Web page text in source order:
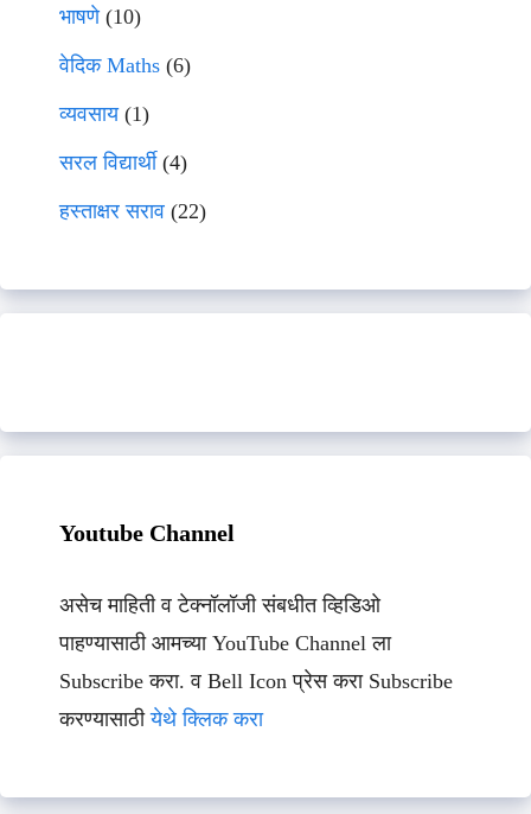
भाषणे(10)
वेदिक Maths (6)
व्यवसाय(1)
सरल विद्यार्थी(4)
हस्ताक्षर सराव (22)
Youtube Channel
असेच माहिती व टेक्नॉलॉजी संबधीत व्हिडिओ
पाहण्यासाठी आमच्या YouTube Channel ला
Subscribe करा. व Bell Icon प्रेस करा Subscribe
करण्यासाठीयेथे क्लिक करा